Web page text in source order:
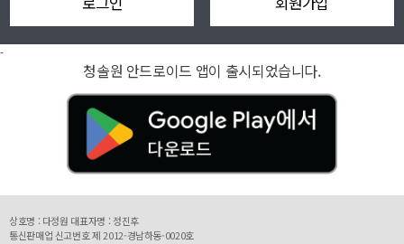
-
청솔원 안드로이드 앱이 출시되었습니다.
상호명 : 다정원 대표자명 : 정진후
통신판매업 신고번호 제 2012-경남하동-0020호